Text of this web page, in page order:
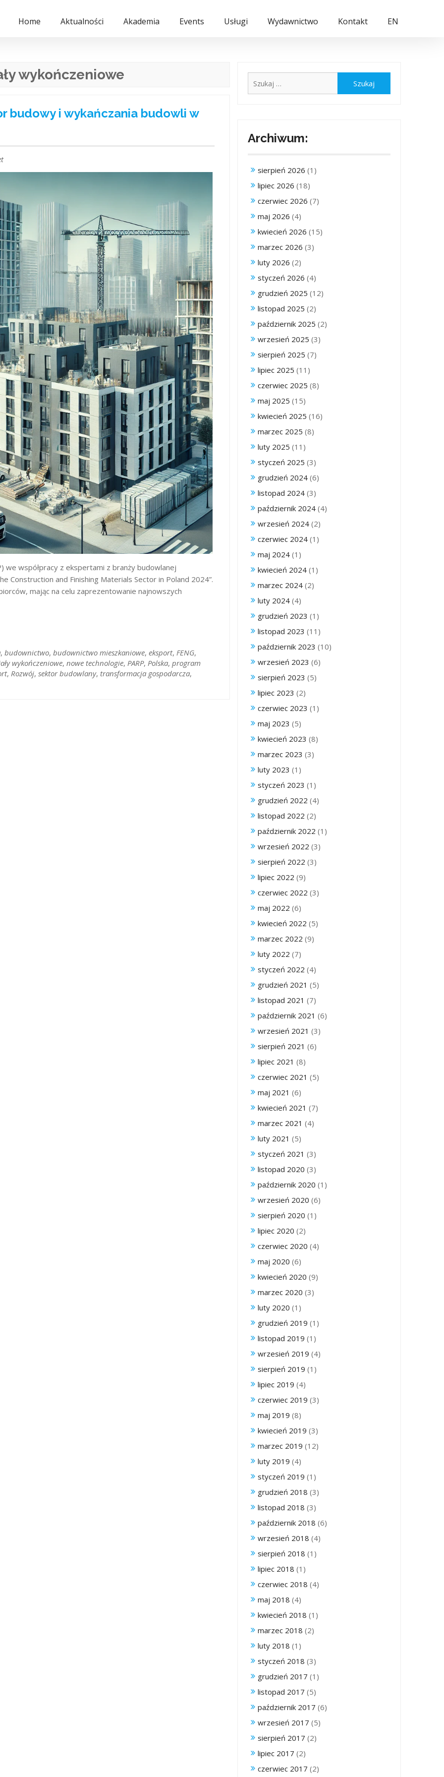
Home Aktualności Akademia Events Usługi Wydawnictwo Kontakt EN
wykończeniowe
budowy i wykańczania budowli w
we współpracy z ekspertami z branży budowlanej
Construction and Finishing Materials Sector in Poland 2024”.
mając na celu zaprezentowanie najnowszych
, budownictwo, budownictwo mieszkaniowe, eksport, FENG,
wykończeniowe, nowe technologie, PARP, Polska, program
, Rozwój, sektor budowlany, transformacja gospodarcza,
Archiwum:
sierpień 2026 (1)
lipiec 2026 (18)
czerwiec 2026 (7)
maj 2026 (4)
kwiecień 2026 (15)
marzec 2026 (3)
luty 2026 (2)
styczeń 2026 (4)
grudzień 2025 (12)
listopad 2025 (2)
październik 2025 (2)
wrzesień 2025 (3)
sierpień 2025 (7)
lipiec 2025 (11)
czerwiec 2025 (8)
maj 2025 (15)
kwiecień 2025 (16)
marzec 2025 (8)
luty 2025 (11)
styczeń 2025 (3)
grudzień 2024 (6)
listopad 2024 (3)
październik 2024 (4)
wrzesień 2024 (2)
czerwiec 2024 (1)
maj 2024 (1)
kwiecień 2024 (1)
marzec 2024 (2)
luty 2024 (4)
grudzień 2023 (1)
listopad 2023 (11)
październik 2023 (10)
wrzesień 2023 (6)
sierpień 2023 (5)
lipiec 2023 (2)
czerwiec 2023 (1)
maj 2023 (5)
kwiecień 2023 (8)
marzec 2023 (3)
luty 2023 (1)
styczeń 2023 (1)
grudzień 2022 (4)
listopad 2022 (2)
październik 2022 (1)
wrzesień 2022 (3)
sierpień 2022 (3)
lipiec 2022 (9)
czerwiec 2022 (3)
maj 2022 (6)
kwiecień 2022 (5)
marzec 2022 (9)
luty 2022 (7)
styczeń 2022 (4)
grudzień 2021 (5)
listopad 2021 (7)
październik 2021 (6)
wrzesień 2021 (3)
sierpień 2021 (6)
lipiec 2021 (8)
czerwiec 2021 (5)
maj 2021 (6)
kwiecień 2021 (7)
marzec 2021 (4)
luty 2021 (5)
styczeń 2021 (3)
listopad 2020 (3)
październik 2020 (1)
wrzesień 2020 (6)
sierpień 2020 (1)
lipiec 2020 (2)
czerwiec 2020 (4)
maj 2020 (6)
kwiecień 2020 (9)
marzec 2020 (3)
luty 2020 (1)
grudzień 2019 (1)
listopad 2019 (1)
wrzesień 2019 (4)
sierpień 2019 (1)
lipiec 2019 (4)
czerwiec 2019 (3)
maj 2019 (8)
kwiecień 2019 (3)
marzec 2019 (12)
luty 2019 (4)
styczeń 2019 (1)
grudzień 2018 (3)
listopad 2018 (3)
październik 2018 (6)
wrzesień 2018 (4)
sierpień 2018 (1)
lipiec 2018 (1)
czerwiec 2018 (4)
maj 2018 (4)
kwiecień 2018 (1)
marzec 2018 (2)
luty 2018 (1)
styczeń 2018 (3)
grudzień 2017 (1)
listopad 2017 (5)
październik 2017 (6)
wrzesień 2017 (5)
sierpień 2017 (2)
lipiec 2017 (2)
czerwiec 2017 (2)